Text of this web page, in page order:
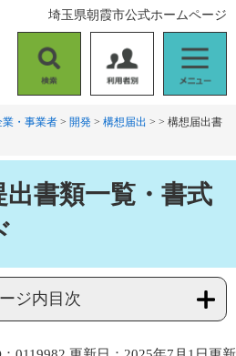
索
用
者
ニ
ュ
埼玉県朝霞市公式ホームページ
業・事業者 > 開発 > 構想届出 > > 構想届出書
書類一覧・書式
ジ内目次